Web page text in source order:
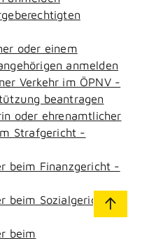
oder einem
anmelden
Verkehr im ÖPNV -
beantragen
oder ehrenamtlicher
Strafgericht -
beim Finanzgericht -
beim Sozialgericht -
beim